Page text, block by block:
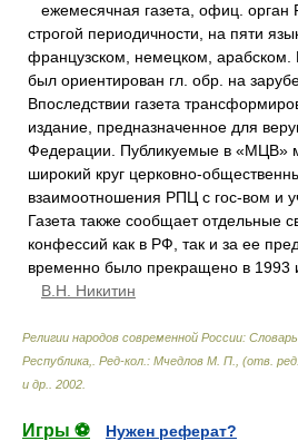
ежемесячная газета, офиц. орган
строгой периодичности, на пяти
французском, немецком,
был ориентирован гл. обр. на
Впоследствии газета
издание, предназначенное для
Федерации. Публикуемые в «МЦВ»
широкий круг церковно-
взаимоотношения РПЦ с гос-вом и
Газета также сообщает отдельные
конфессий как в РФ, так и за ее
временно было прекращено в 1993
В.Н. Никитин
Религии народов современной России:
Республика,
Ред-кол.: Мчедлов М. П., (отв.
и др.
2002
Игры ⚽
Нужен реферат?